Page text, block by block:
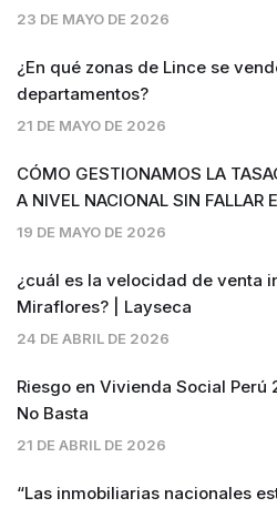
23 DE MAYO DE 2026
¿En qué zonas de Lince se
departamentos?
21 DE MAYO DE 2026
CÓMO GESTIONAMOS LA
A NIVEL NACIONAL SIN FALLAR
19 DE MAYO DE 2026
¿cuál es la velocidad de venta
Miraflores? | Layseca
24 DE ABRIL DE 2026
Riesgo en Vivienda Social Perú
No Basta
21 DE ABRIL DE 2026
“Las inmobiliarias nacionales